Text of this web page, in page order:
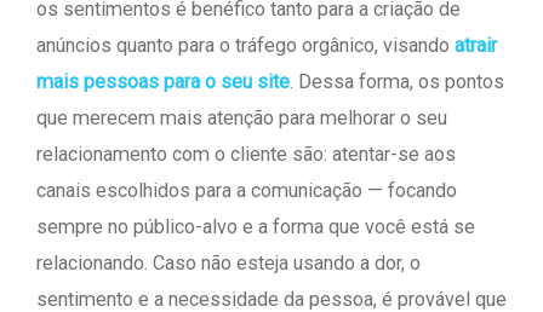
os sentimentos é benéfico tanto para a criação de
anúncios quanto para o tráfego orgânico, visando atrair
mais pessoas para o seu site. Dessa forma, os pontos
que merecem mais atenção para melhorar o seu
relacionamento com o cliente são: atentar-se aos
canais escolhidos para a comunicação — focando
sempre no público-alvo e a forma que você está se
relacionando. Caso não esteja usando a dor, o
sentimento e a necessidade da pessoa, é provável que